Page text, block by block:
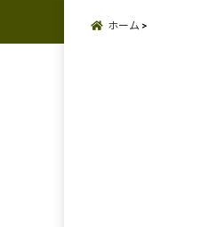
ホーム